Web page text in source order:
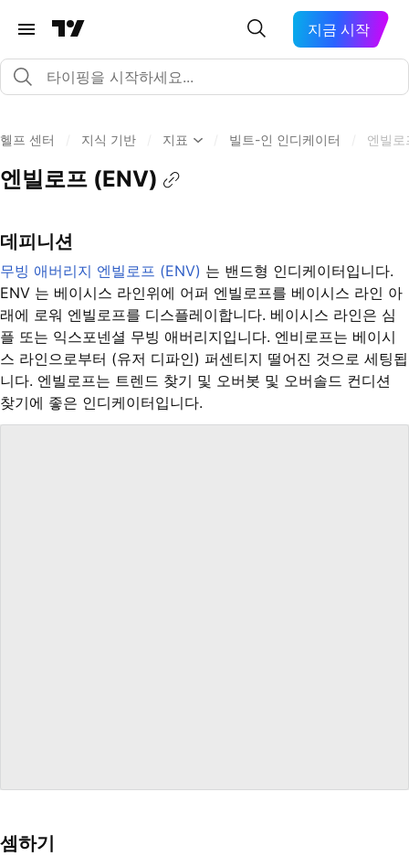
지금 시작
헬프 센터 지식 기반 지표 빌트-인 인디케이터 엔빌
엔빌로프 (ENV)
데피니션
무빙 애버리지 엔빌로프 (ENV) 는 밴드형 인디케이터입니다.
ENV 는 베이시스 라인위에 어퍼 엔빌로프를 베이시스 라인 아
래에 로워 엔빌로프를 디스플레이합니다. 베이시스 라인은 심
플 또는 익스포넨셜 무빙 애버리지입니다. 엔비로프는 베이시
스 라인으로부터 (유저 디파인) 퍼센티지 떨어진 것으로 세팅됩
니다. 엔빌로프는 트렌드 찾기 및 오버봇 및 오버솔드 컨디션
찾기에 좋은 인디케이터입니다.
셈하기